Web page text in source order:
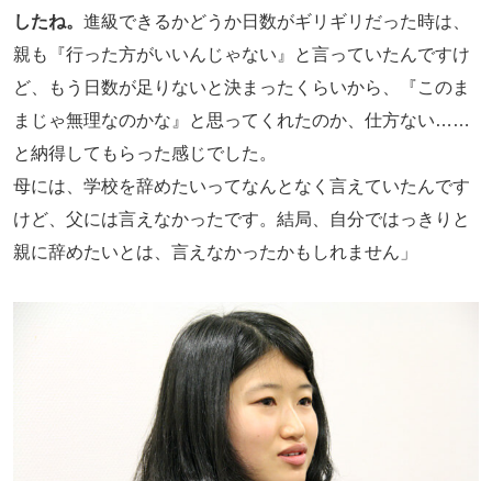
したね。 進級できるかどうか日数がギリギリだった時は、
親も『行った方がいいんじゃない』と言っていたんですけ
ど、もう日数が足りないと決まったくらいから、『このま
まじゃ無理なのかな』と思ってくれたのか、仕方ない……
と納得してもらった感じでした。
母には、学校を辞めたいってなんとなく言えていたんです
けど、父には言えなかったです。結局、自分ではっきりと
親に辞めたいとは、言えなかったかもしれません」